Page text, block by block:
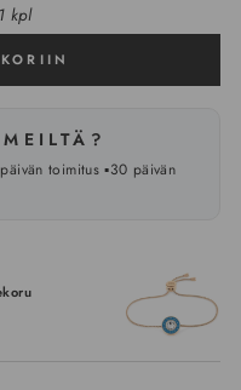
kpl
toimitus ▪️30 päivän